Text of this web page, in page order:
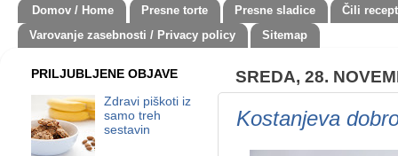
Domov / Home Presne torte Presne sladice
Čili
Varovanje zasebnosti / Privacy policy
Sitemap
SREDA, 28.
Kostanjeva
PRILJUBLJENE OBJAVE
Zdravi piškoti iz
samo treh
sestavin